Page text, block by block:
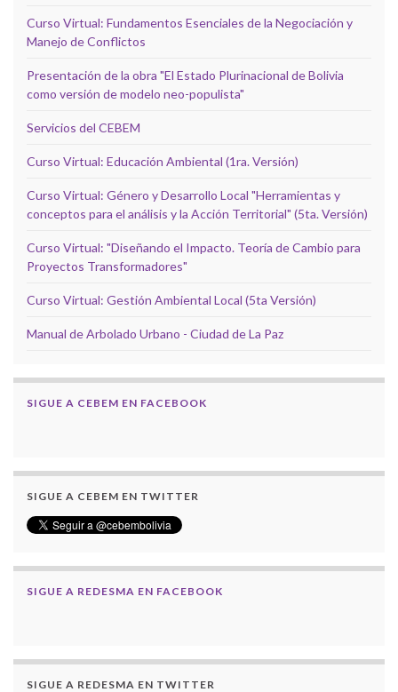
Curso Virtual: Fundamentos Esenciales de la Negociación y
Manejo de Conflictos
Presentación de la obra "El Estado Plurinacional de Bolivia
como versión de modelo neo-populista"
Servicios del CEBEM
Curso Virtual: Educación Ambiental (1ra. Versión)
Curso Virtual: Género y Desarrollo Local "Herramientas y
conceptos para el análisis y la Acción Territorial" (5ta. Versión)
Curso Virtual: "Diseñando el Impacto. Teoría de Cambio para
Proyectos Transformadores"
Curso Virtual: Gestión Ambiental Local (5ta Versión)
Manual de Arbolado Urbano - Ciudad de La Paz
SIGUE A CEBEM EN FACEBOOK
SIGUE A CEBEM EN TWITTER
SIGUE A REDESMA EN FACEBOOK
SIGUE A REDESMA EN TWITTER